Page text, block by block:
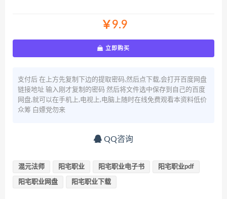
￥9.9
立即购买
支付后 在上方先复制下边的提取密码,然后点下载,会打开百度网盘
链接地址 输入刚才复制的密码 然后将文件选中保存到自己的百度
网盘,就可以在手机上,电视上,电脑上随时在线免费观看本资料低价
众筹 白嫖党勿来
QQ咨询
混元法师 阳宅职业 阳宅职业电子书 阳宅职业pdf
阳宅职业网盘 阳宅职业下载